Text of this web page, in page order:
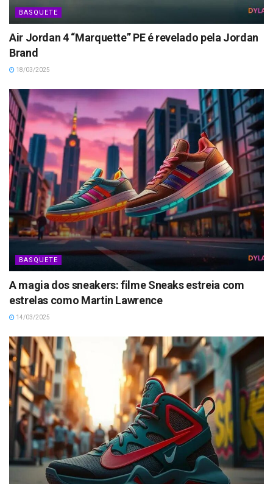
BASQUETE
Air Jordan 4 “Marquette” PE é revelado pela Jordan
Brand
18/03/2025
BASQUETE
A magia dos sneakers: filme Sneaks estreia com
estrelas como Martin Lawrence
14/03/2025